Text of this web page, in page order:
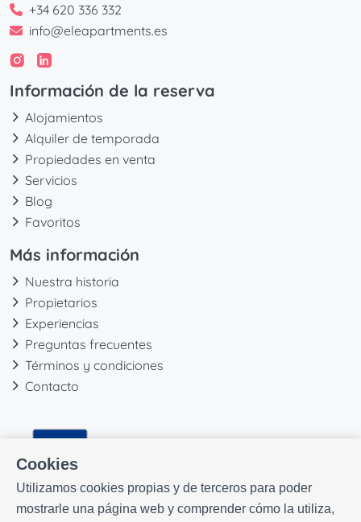
Cookies
Utilizamos cookies propias y de terceros para poder
mostrarle una página web y comprender cómo la utiliza,
+34 620 336 332
info@eleapartments.es
Información de la reserva
Alojamientos
Alquiler de temporada
Propiedades en venta
Servicios
Blog
Favoritos
Más información
Nuestra historia
Propietarios
Experiencias
Preguntas frecuentes
Términos y condiciones
Contacto